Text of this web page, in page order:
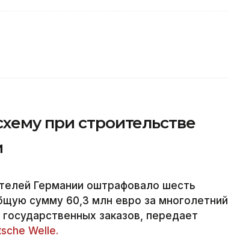
при строительстве
Германии оштрафовало шесть
сумму 60,3 млн евро за многолетний
заказов, передает
Welle.